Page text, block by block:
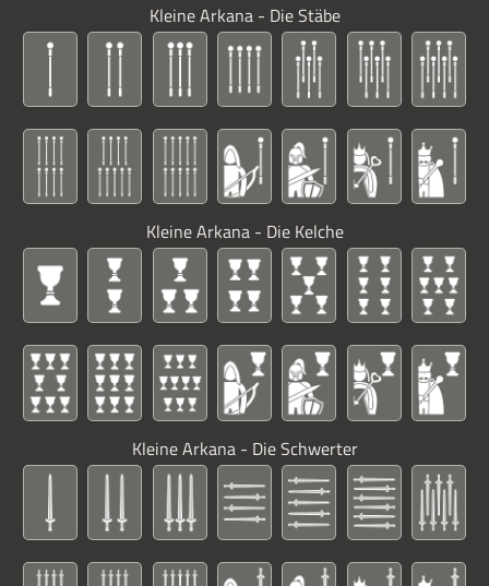
Kleine Arkana - Die Stäbe
Kleine Arkana - Die Kelche
Kleine Arkana - Die Schwerter